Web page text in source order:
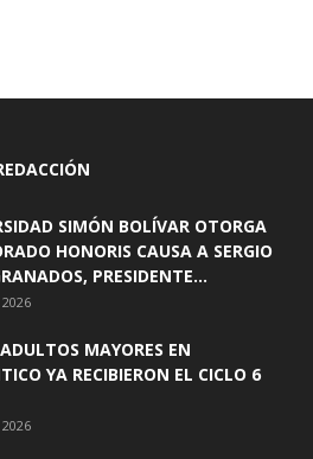
SIMÓN BOLÍVAR OTORGA
HONORIS CAUSA A SERGIO
PRESIDENTE...
MAYORES EN
YA RECIBIERON EL CICLO 6